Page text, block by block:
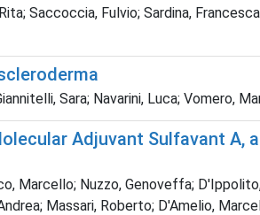
Saccoccia, Fulvio; Sardina,
Sara; Navarini, Luca; Vomero,
Adjuvant Sulfavant
Marcello; Nuzzo, Genoveffa;
Massari, Roberto; D'Amelio,